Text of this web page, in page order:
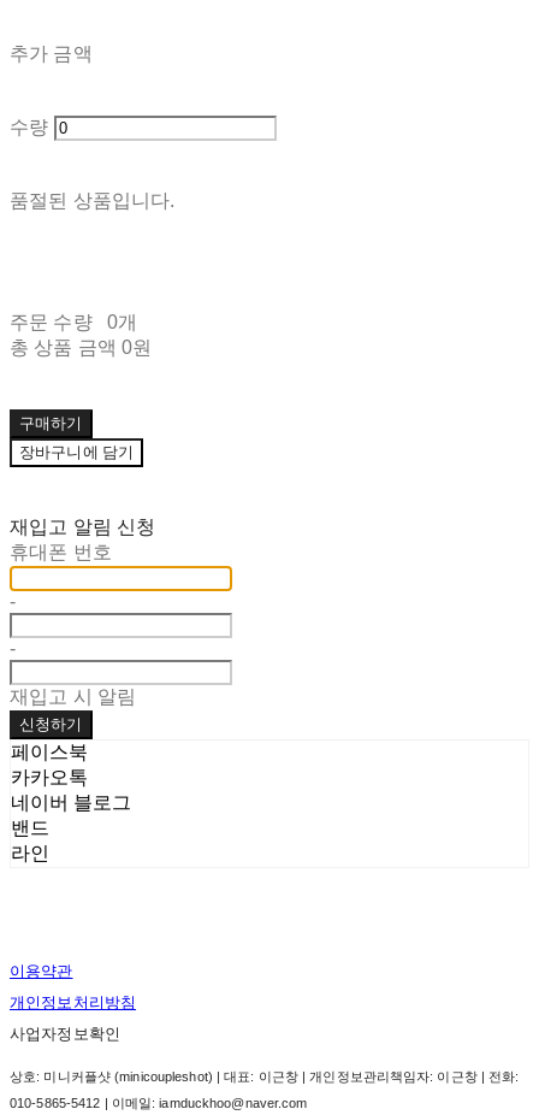
추가 금액
수량
품절된 상품입니다.
주문 수량
0개
총 상품 금액 0원
구매하기
장바구니에 담기
재입고 알림 신청
휴대폰 번호
-
-
재입고 시 알림
신청하기
페이스북
카카오톡
네이버 블로그
밴드
라인
이용약관
개인정보처리방침
사업자정보확인
상호: 미니커플샷 (minicoupleshot) | 대표: 이근창 | 개인정보관리책임자: 이근창 | 전화:
010-5865-5412 | 이메일: iamduckhoo@naver.com